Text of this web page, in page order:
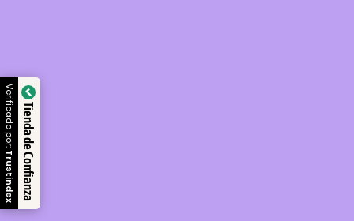
Tienda de Confianza
Verificado por:
Trustindex